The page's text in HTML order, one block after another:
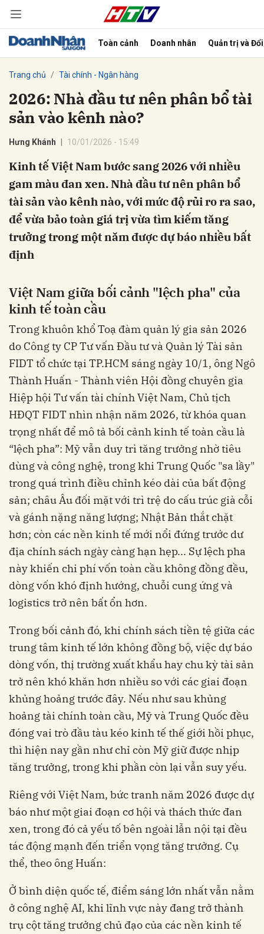
Toàn cảnh Doanh nhân Quản trị và
Trang chủ Tài chính - Ngân hàng
2026: Nhà đầu tư nên phân bổ tài
sản vào kênh nào?
Hưng Khánh 10/01/2026 - 15:49
Kinh tế Việt Nam bước sang 2026 với nhiều
gam màu đan xen. Nhà đầu tư nên phân bổ
tài sản vào kênh nào, với mức độ rủi ro ra sao,
để vừa bảo toàn giá trị vừa tìm kiếm tăng
trưởng trong một năm được dự báo nhiều bất
định
Việt Nam giữa bối cảnh "lệch pha" của
kinh tế toàn cầu
Trong khuôn khổ Toạ đàm quản lý gia sản 2026
do Công ty CP Tư vấn Đầu tư và Quản lý Tài sản
FIDT tổ chức tại TP.HCM sáng ngày 10/1, ông Ngô
Thành Huấn - Thành viên Hội đồng chuyên gia
Hiệp hội Tư vấn tài chính Việt Nam, Chủ tịch
HĐQT FIDT nhìn nhận năm 2026, từ khóa quan
trọng nhất để mô tả bối cảnh kinh tế toàn cầu là
“lệch pha”: Mỹ vẫn duy trì tăng trưởng nhờ tiêu
dùng và công nghệ, trong khi Trung Quốc "sa lầy"
trong quá trình điều chỉnh kéo dài của bất động
sản; châu Âu đối mặt với trì trệ do cấu trúc già cỗi
và gánh nặng năng lượng; Nhật Bản thắt chặt
hơn; còn các nền kinh tế mới nổi đứng trước dư
địa chính sách ngày càng hạn hẹp... Sự lệch pha
này khiến chi phí vốn toàn cầu không đồng đều,
dòng vốn khó định hướng, chuỗi cung ứng và
logistics trở nên bất ổn hơn.
Trong bối cảnh đó, khi chính sách tiền tệ giữa các
trung tâm kinh tế lớn không đồng bộ, việc dự báo
dòng vốn, thị trường xuất khẩu hay chu kỳ tài sản
trở nên khó khăn hơn nhiều so với các giai đoạn
khủng hoảng trước đây. Nếu như sau khủng
hoảng tài chính toàn cầu, Mỹ và Trung Quốc đều
đóng vai trò đầu tàu kéo kinh tế thế giới hồi phục,
thì hiện nay gần như chỉ còn Mỹ giữ được nhịp
tăng trưởng, trong khi phần còn lại vẫn suy yếu.
Riêng với Việt Nam, bức tranh năm 2026 được dự
báo như một giai đoạn cơ hội và thách thức đan
xen, trong đó cả yếu tố bên ngoài lẫn nội tại đều
tác động mạnh đến triển vọng tăng trưởng. Cụ
thể, theo ông Huấn:
Ở bình diện quốc tế, điểm sáng lớn nhất vẫn nằm
ở công nghệ AI, khi lĩnh vực này đang trở thành
trụ cột tăng trưởng chủ đạo của các nền kinh tế
Hủy